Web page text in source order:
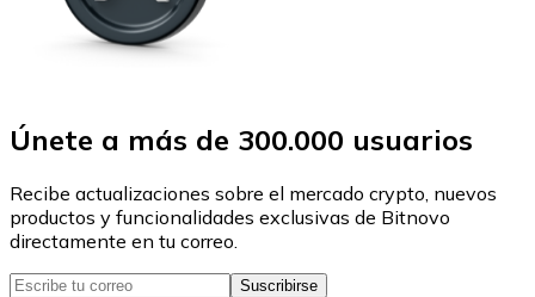
Únete a más de 300.000 usuarios
Recibe actualizaciones sobre el mercado crypto, nuevos
productos y funcionalidades exclusivas de Bitnovo
directamente en tu correo.
Suscribirse